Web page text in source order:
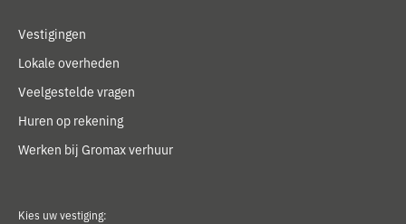
Vestigingen
Lokale overheden
Veelgestelde vragen
Huren op rekening
Werken bij Gromax verhuur
Kies uw vestiging: